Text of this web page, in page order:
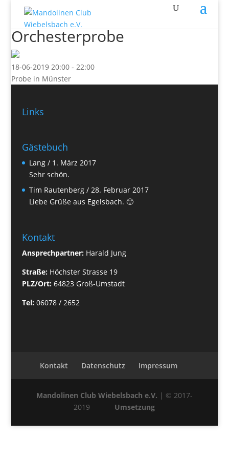
Orchesterprobe
18-06-201920:00 - 22:00
Probe in Münster
Links
Gästebuch
Lang/ 1. März 2017
Sehr schön.
Tim Rautenberg/ 28. Februar 2017
Liebe Grüße aus Egelsbach. 🙂
Kontakt
Ansprechpartner:Harald Jung
Straße:Höchster Strasse 19
PLZ/Ort:64823 Groß-Umstadt
Tel:06078 / 2652
Kontakt Datenschutz Impressum
Mandolinen Club Wiebelsbach e.V. | © 2017-
2019 Umsetzung